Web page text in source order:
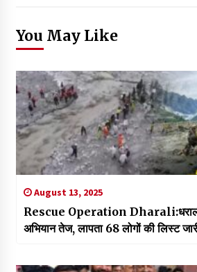
You May Like
August 13, 2025
Rescue Operation
अभियान तेज, लापता 68 लोगों की लिस्ट